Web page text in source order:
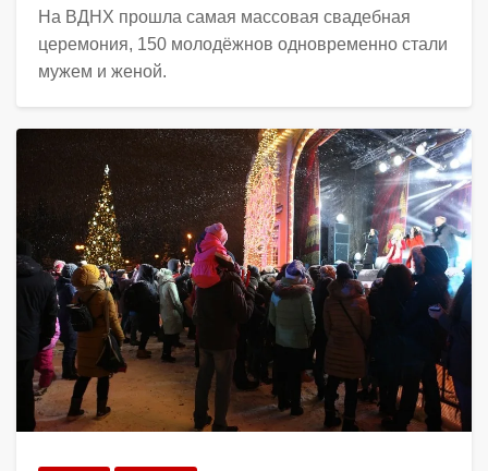
На ВДНХ прошла самая массовая свадебная
церемония, 150 молодёжнов одновременно стали
мужем и женой.